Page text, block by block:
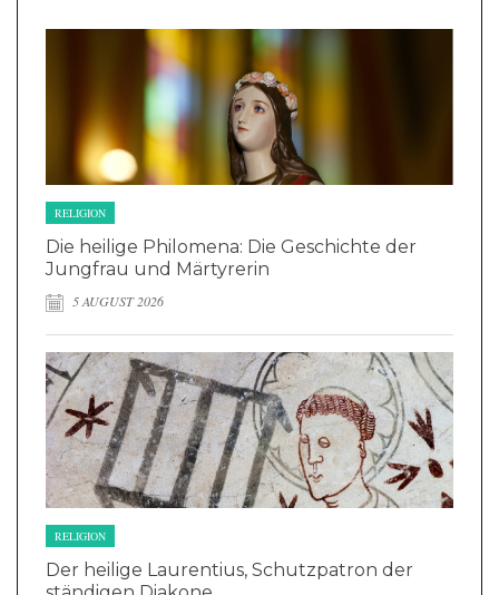
RELIGION
Die heilige Philomena: Die Geschichte der
Jungfrau und Märtyrerin
5 AUGUST 2026
RELIGION
Der heilige Laurentius, Schutzpatron der